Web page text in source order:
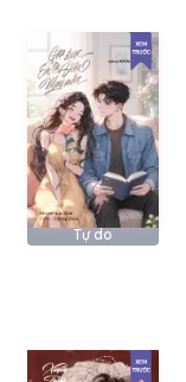
Tự do